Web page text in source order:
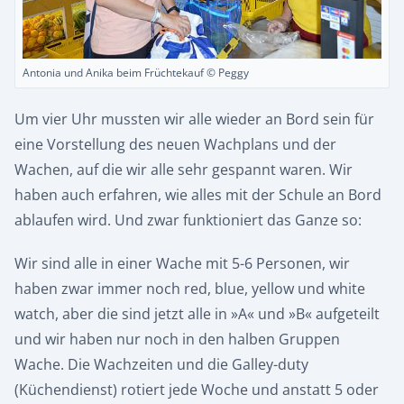
Antonia und Anika beim Früchtekauf © Peggy
Um vier Uhr mussten wir alle wieder an Bord sein für
eine Vorstellung des neuen Wachplans und der
Wachen, auf die wir alle sehr gespannt waren. Wir
haben auch erfahren, wie alles mit der Schule an Bord
ablaufen wird. Und zwar funktioniert das Ganze so:
Wir sind alle in einer Wache mit 5-6 Personen, wir
haben zwar immer noch red, blue, yellow und white
watch, aber die sind jetzt alle in »A« und »B« aufgeteilt
und wir haben nur noch in den halben Gruppen
Wache. Die Wachzeiten und die Galley-duty
(Küchendienst) rotiert jede Woche und anstatt 5 oder